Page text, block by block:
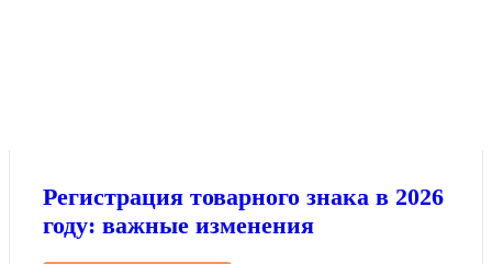
Регистрация товарного знака в 2026
году: важные изменения